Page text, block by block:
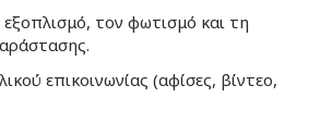
εξοπλισμό, τον φωτισμό και τη
επικοινωνίας (αφίσες, βίντεο,